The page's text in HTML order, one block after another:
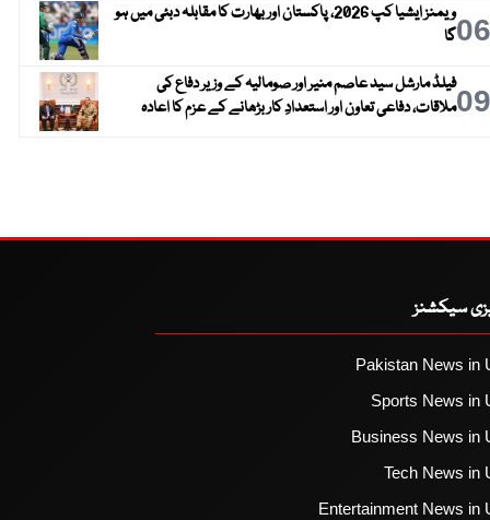
06
ویمنز ایشیا کپ 2026، پاکستان اور بھارت کا مقابلہ دبئی میں ہو
گا
09فیلڈ مارشل سید عاصم منیر اور صومالیہ کے وزیر دفاع کی
ملاقات، دفاعی تعاون اور استعدادِ کار بڑھانے کے عزم کا اعادہ
سیکشنز
Pakistan News in
Sports News in
Business News in
Tech News in
Entertainment News in